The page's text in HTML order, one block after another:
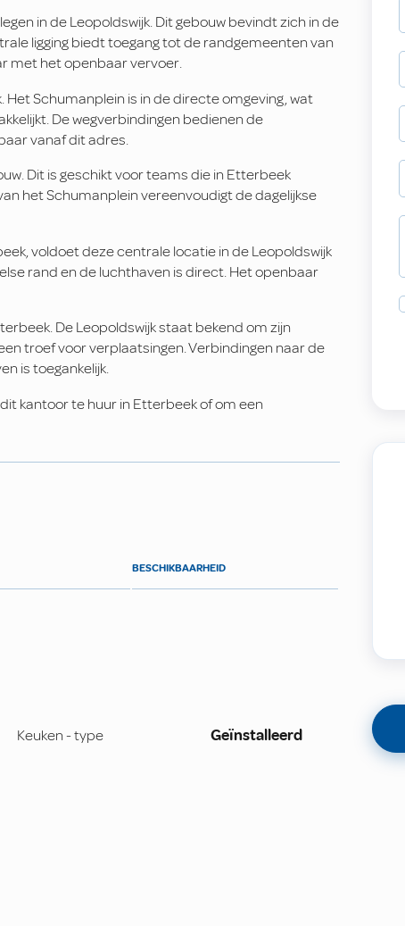
in de Leopoldswijk. Dit gebouw bevindt zich in de
ligging biedt toegang tot de randgemeenten van
met het openbaar vervoer.
Schumanplein is in de directe omgeving, wat
De wegverbindingen bedienen de
vanaf dit adres.
Dit is geschikt voor teams die in Etterbeek
het Schumanplein vereenvoudigt de dagelijkse
voldoet deze centrale locatie in de Leopoldswijk
rand en de luchthaven is direct. Het openbaar
De Leopoldswijk staat bekend om zijn
troef voor verplaatsingen. Verbindingen naar de
is toegankelijk.
kantoor te huur in Etterbeek of om een
BESCHIKBAARHEID
Keuken - type Geïnstalleerd